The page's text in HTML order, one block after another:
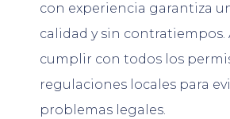
con experiencia garantiza
calidad y sin contratiempos.
cumplir con todos los
regulaciones locales para
problemas legales.